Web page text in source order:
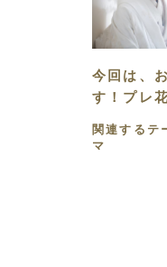
今回は、
す！プレ
関連するテ
マ